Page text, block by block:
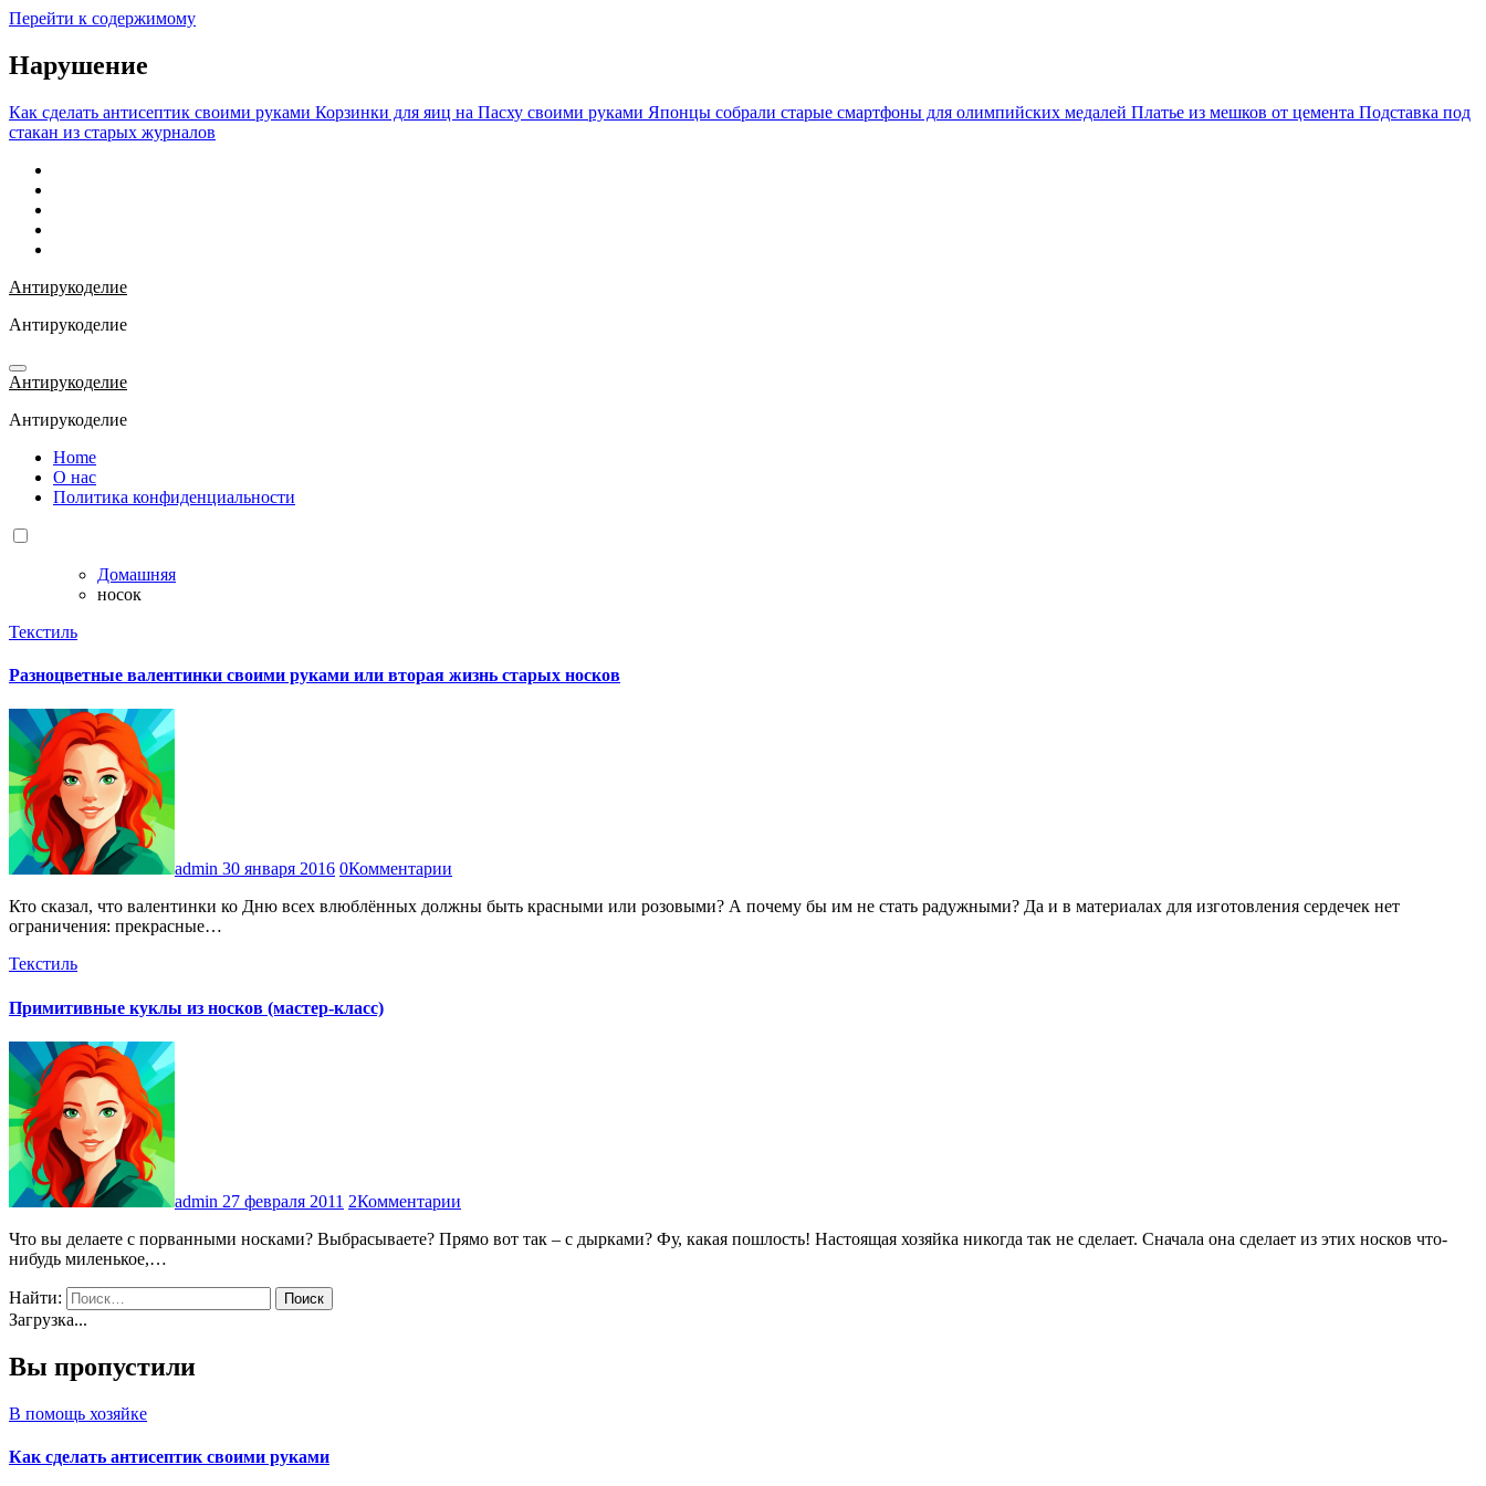
Перейти к содержимому
Нарушение
Как сделать антисептик своими руками Корзинки для яиц на Пасху своими руками Японцы собрали старые смартфоны для олимпийских медалей Платье из мешков от цемента Подставка под
стакан из старых журналов
Антирукоделие
Антирукоделие
Антирукоделие
Антирукоделие
Home
О нас
Политика конфиденциальности
Домашняя
носок
Текстиль
Разноцветные валентинки своими руками или вторая жизнь старых носков
admin 30 января 2016 0Комментарии
Кто сказал, что валентинки ко Дню всех влюблённых должны быть красными или розовыми? А почему бы им не стать радужными? Да и в материалах для изготовления сердечек нет
ограничения: прекрасные…
Текстиль
Примитивные куклы из носков (мастер-класс)
admin 27 февраля 2011 2Комментарии
Что вы делаете с порванными носками? Выбрасываете? Прямо вот так – с дырками? Фу, какая пошлость! Настоящая хозяйка никогда так не сделает. Сначала она сделает из этих носков что-
нибудь миленькое,…
Найти:
Загрузка...
Вы пропустили
В помощь хозяйке
Как сделать антисептик своими руками